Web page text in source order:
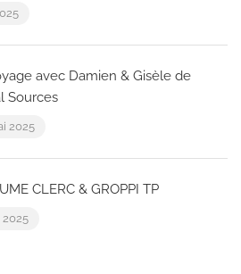
avec Damien & Gisèle de
Sources
2025
CLERC & GROPPI TP
2025